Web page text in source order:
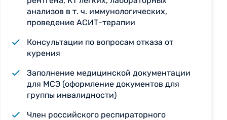
анализов в т. ч. иммунологических,
проведение АСИТ-терапии
Консультации по вопросам отказа от
курения
Заполнение медицинской документации
для МСЭ (оформление документов для
группы инвалидности)
Член российского респираторного